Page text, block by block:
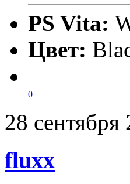
PS Vita:
Цвет:
0
28
fluxx